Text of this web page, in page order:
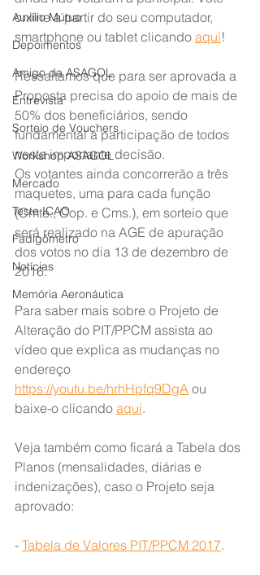
Auxílio Mútuo
Depoimentos
Amigo da ASAGOL
Entrevista
Sorteio de Vouchers
Workshop ASAGOL
Mercado
Teste ICAO
Fadigômetro
Notícias
Memória Aeronáutica
online a partir do seu computador,
smartphone ou tablet clicando aqui!
Ressaltamos que para ser aprovada a
Proposta precisa do apoio de mais de
50% dos beneficiários, sendo
fundamental a participação de todos
nesta importante decisão.
Os votantes ainda concorrerão a três
maquetes, uma para cada função
(Cmte., Cop. e Cms.), em sorteio que
será realizado na AGE de apuração
dos votos no dia 13 de dezembro de
2016.
Para saber mais sobre o Projeto de
Alteração do PIT/PPCM assista ao
vídeo que explica as mudanças no
endereço
https://youtu.be/hrhHpfq9DgA ou
baixe-o clicando aqui.
Veja também como ficará a Tabela dos
Planos (mensalidades, diárias e
indenizações), caso o Projeto seja
aprovado:
- Tabela de Valores PIT/PPCM 2017.